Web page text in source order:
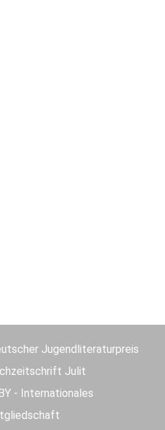
Jugendliteraturpreis
Julit
- Internationales